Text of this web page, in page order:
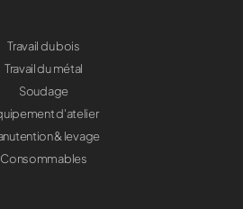
Travail du bois
Travail du métal
Soudage
d'atelier
& levage
Consommables